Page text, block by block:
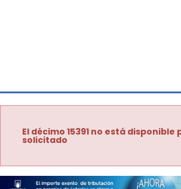
El décimo 15391 no está
solicitado